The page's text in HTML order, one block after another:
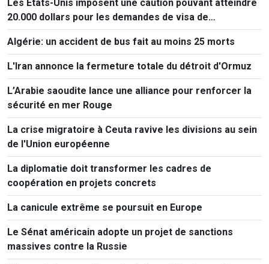
Les États-Unis imposent une caution pouvant atteindre
20.000 dollars pour les demandes de visa de
ressortissants de 50 pays
Algérie: un accident de bus fait au moins 25 morts
L'Iran annonce la fermeture totale du détroit d'Ormuz
L’Arabie saoudite lance une alliance pour renforcer la
sécurité en mer Rouge
La crise migratoire à Ceuta ravive les divisions au sein
de l'Union européenne
La diplomatie doit transformer les cadres de
coopération en projets concrets
La canicule extrême se poursuit en Europe
Le Sénat américain adopte un projet de sanctions
massives contre la Russie